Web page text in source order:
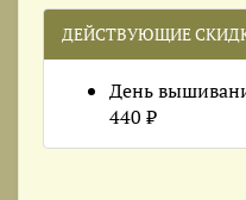
ДЕЙСТВУЮЩИЕ
День
440 ₽